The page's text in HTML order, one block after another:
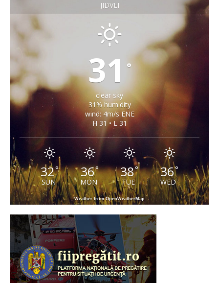
JIDVEI
31 °
clear sky
31% humidity
wind: 4m/s ENE
H 31 • L 31
32°
SUN
36°
MON
38°
TUE
36°
WED
Weather from OpenWeatherMap